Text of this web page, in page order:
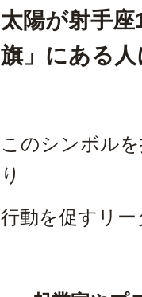
太陽が射手
旗」にある
このシンボル
り
行動を促すリ